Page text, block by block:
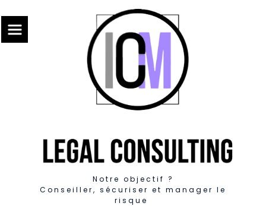
Notre objectif ?
Conseiller, sécuriser et manager le
risque